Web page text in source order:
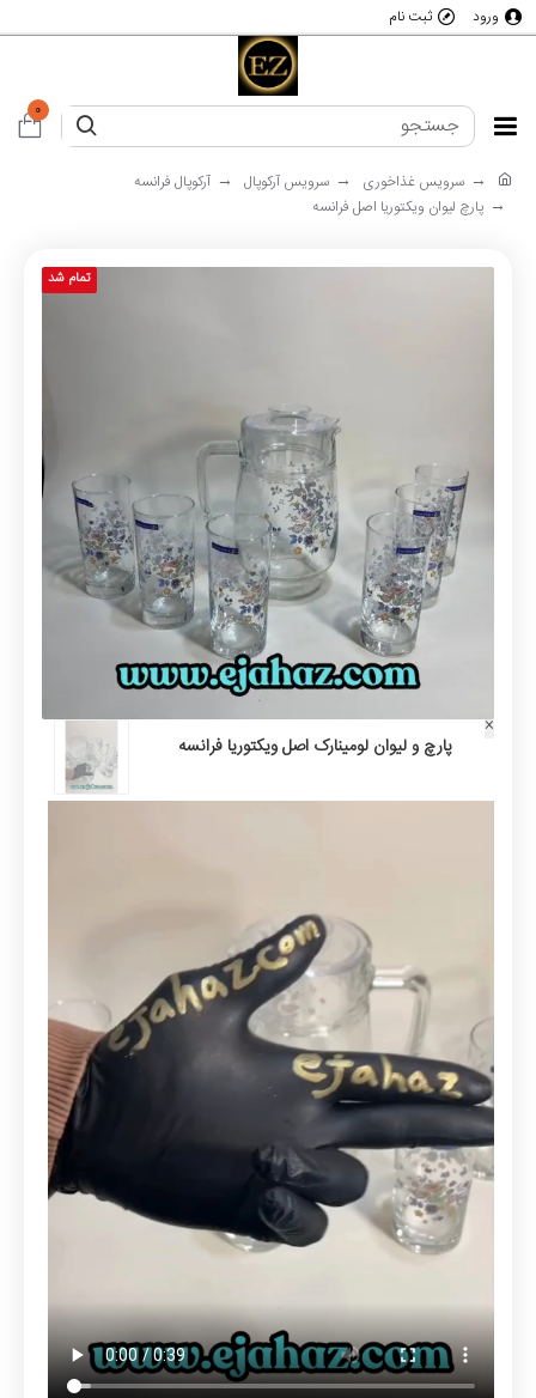
ورود ثبت نام
0
سرویس غذاخوری سرویس آرکوپال
آرکوپال فرانسه
پارچ لیوان ویکتوریا اصل فرانسه
تمام شد
×
پارچ و لیوان لومینارک اصل ویکتوریا فرانسه